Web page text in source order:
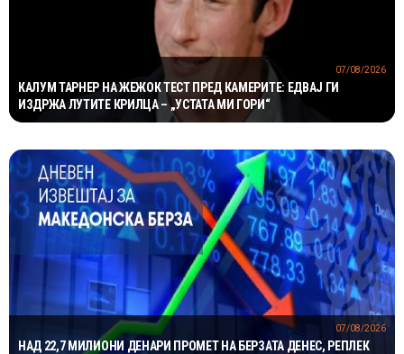
КАЛУМ ТАРНЕР НА ЖЕЖОК ТЕСТ ПРЕД КАМЕРИТЕ: ЕДВАЈ ГИ
ИЗДРЖА ЛУТИТЕ КРИЛЦА – „УСТАТА МИ ГОРИ“
07/08/2026
НАД 22,7 МИЛИОНИ ДЕНАРИ ПРОМЕТ НА БЕРЗАТА ДЕНЕС, РЕПЛЕК
07/08/2026